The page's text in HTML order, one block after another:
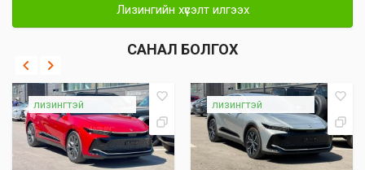
Лизингийн хүсэлт илгээх
САНАЛ БОЛГОХ
лизингтэй лизингтэй